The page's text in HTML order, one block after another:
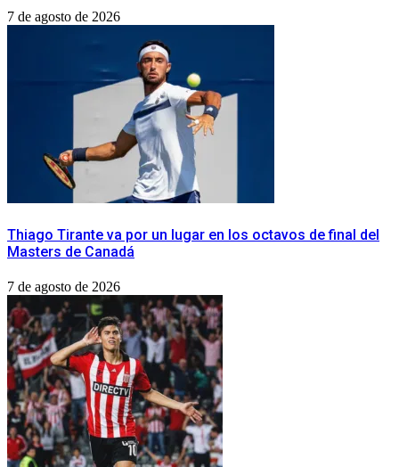
7 de agosto de 2026
Thiago Tirante va por un lugar en los octavos de final del
Masters de Canadá
7 de agosto de 2026